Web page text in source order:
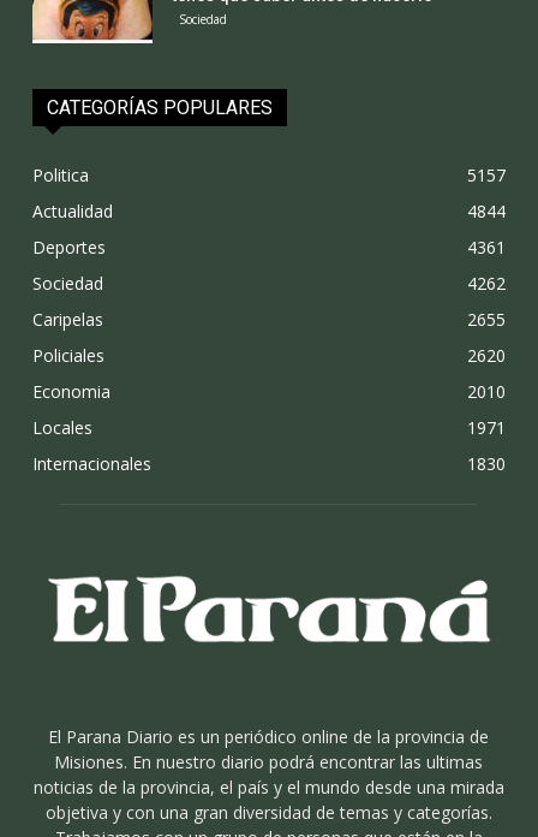
Sociedad
CATEGORÍAS POPULARES
Politica
5157
Actualidad
4844
Deportes
4361
Sociedad
4262
Caripelas
2655
Policiales
2620
Economia
2010
Locales
1971
Internacionales
1830
El Parana Diario es un periódico online de la provincia de
Misiones. En nuestro diario podrá encontrar las ultimas
noticias de la provincia, el país y el mundo desde una mirada
objetiva y con una gran diversidad de temas y categorías.